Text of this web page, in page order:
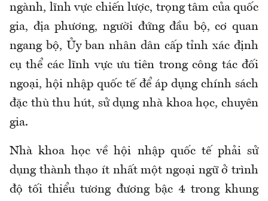
ngành, lĩnh vực chiến lược, trọng tâm của quốc
gia, địa phương, người đứng đầu bộ, cơ quan
ngang bộ, Ủy ban nhân dân cấp tỉnh xác định
cụ thể các lĩnh vực ưu tiên trong công tác đối
ngoại, hội nhập quốc tế để áp dụng chính sách
đặc thù thu hút, sử dụng nhà khoa học, chuyên
gia.
Nhà khoa học về hội nhập quốc tế phải sử
dụng thành thạo ít nhất một ngoại ngữ ở trình
độ tối thiểu tương đương bậc 4 trong khung